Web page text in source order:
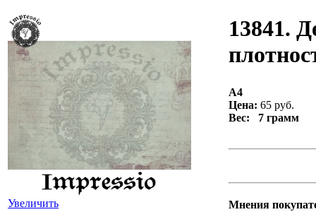
Увеличить
13841.
А4
Цена: 65 руб.
Вес: 7 грамм
Мнения